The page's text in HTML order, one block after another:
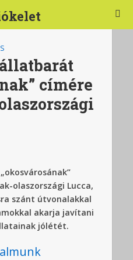
címére
olaszországi Lucca,
szánt útvonalakkal
akarja javítani
jólétét.